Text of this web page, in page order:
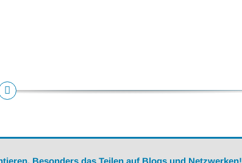
Besonders das Teilen auf Blogs und Netzwerken!